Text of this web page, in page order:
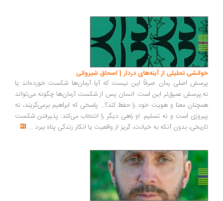
تحلیلی از آینه‌های دردار | اسحاق شیروانی
اصلی رمان صرفاً این نیست که آیا آرمان‌ها شکست خورده‌اند یا
عمیق‌تر این است: انسان پس از شکست آرمان‌ها چگونه می‌تواند
معنا و هویت خود را حفظ کند؟... پاسخی که ابراهیم برمی‌گزیند، نه
است و نه تسلیم. او راهی دیگر را انتخاب می‌کند: پذیرفتن شکست
بدون آنکه به خیانت، گریز از واقعیت یا انکار زندگی پناه ببرد...